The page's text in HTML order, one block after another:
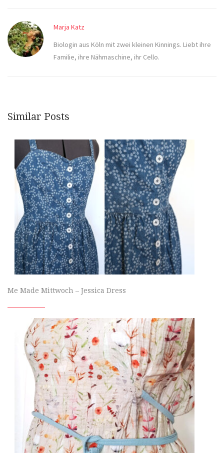
Marja Katz
Biologin aus Köln mit zwei kleinen Kinnings. Liebt ihre
Familie, ihre Nähmaschine, ihr Cello.
Similar Posts
Me Made Mittwoch – Jessica Dress